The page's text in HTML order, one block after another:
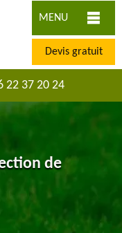
MENU
Devis gratuit
22 37 20 24
de